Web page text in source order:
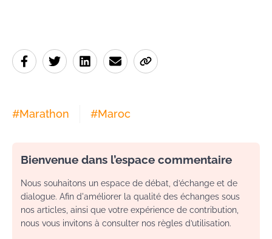
#Marathon #Maroc
Bienvenue dans l’espace commentaire
Nous souhaitons un espace de débat, d’échange et de
dialogue. Afin d'améliorer la qualité des échanges sous
nos articles, ainsi que votre expérience de contribution,
nous vous invitons à consulter nos règles d’utilisation.